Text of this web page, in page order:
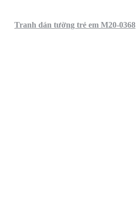
Tranh dán tường trẻ em M20-0368